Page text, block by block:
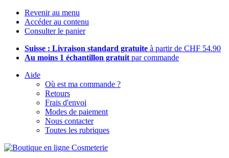
Revenir au menu
Accéder au contenu
Consulter le panier
Suisse : Livraison standard gratuite à partir de CHF 54.90
Au moins 1 échantillon gratuit par commande
Aide
Où est ma commande ?
Retours
Frais d'envoi
Modes de paiement
Nous contacter
Toutes les rubriques